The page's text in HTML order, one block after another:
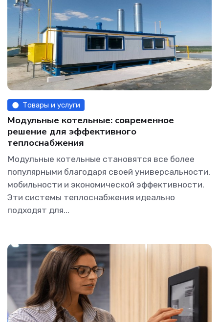
Товары и услуги
Модульные котельные: современное
решение для эффективного
теплоснабжения
Модульные котельные становятся все более
популярными благодаря своей универсальности,
мобильности и экономической эффективности.
Эти системы теплоснабжения идеально
подходят для...